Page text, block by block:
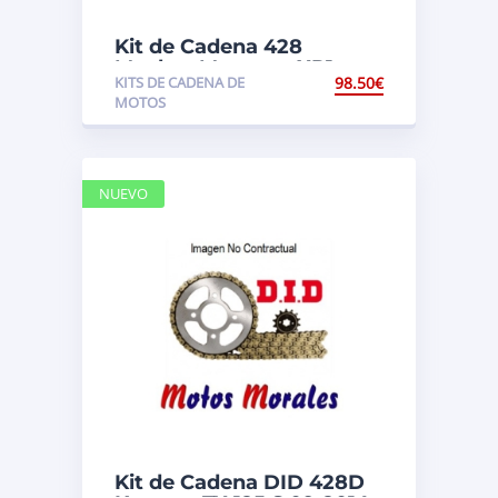
Kit de Cadena 428
Macbor Montana XR1
125cc
KITS DE CADENA DE
MOTOS
98.50€
Kit de Cadena DID 428D
NUEVO